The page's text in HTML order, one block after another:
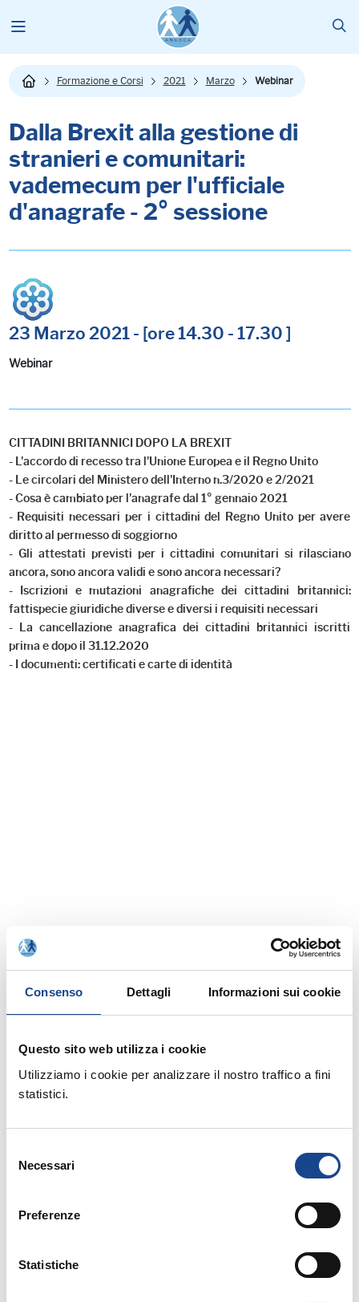
Consenso Dettagli Informazioni sui cookie
Questo sito web utilizza i cookie
Utilizziamo i cookie per analizzare il nostro traffico a fini
statistici.
delNecessari
Preferenze
Statistiche
Formazione e Corsi 2021 Marzo Webinar
Dalla Brexit alla gestione di
stranieri e comunitari:
vademecum per l'ufficiale
d'anagrafe - 2° sessione
23 Marzo 2021 - [ore 14.30 - 17.30 ]
Webinar
CITTADINI BRITANNICI DOPO LA BREXIT
- L'accordo di recesso tra l'Unione Europea e il Regno Unito
- Le circolari del Ministero dell'Interno n.3/2020 e 2/2021
- Cosa è cambiato per l'anagrafe dal 1° gennaio 2021
- Requisiti necessari per i cittadini del Regno Unito per avere
diritto al permesso di soggiorno
- Gli attestati previsti per i cittadini comunitari si rilasciano
ancora, sono ancora validi e sono ancora necessari?
- Iscrizioni e mutazioni anagrafiche dei cittadini britannici:
fattispecie giuridiche diverse e diversi i requisiti necessari
- La cancellazione anagrafica dei cittadini britannici iscritti
prima e dopo il 31.12.2020
- I documenti: certificati e carte di identità
Rinnovo adesione Soci Individuali anno 2021